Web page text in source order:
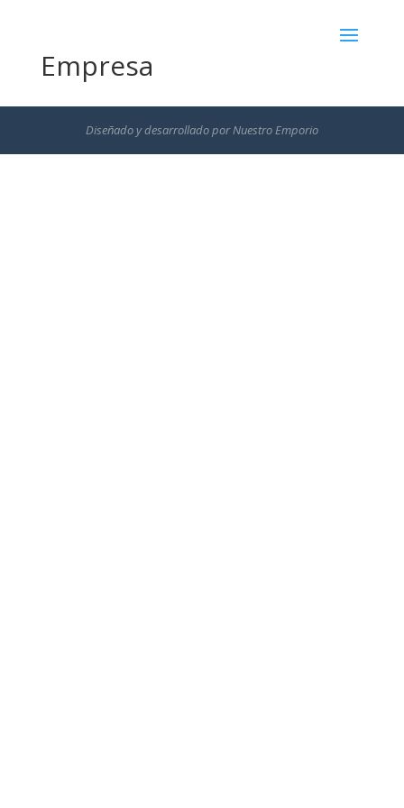
Empresa
Diseñado y desarrollado porNuestro Emporio